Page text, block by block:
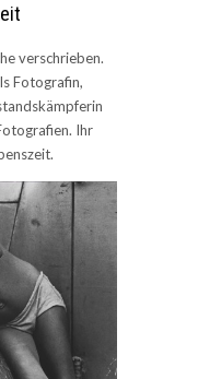
verschrieben.
Fotografin,
Ihr